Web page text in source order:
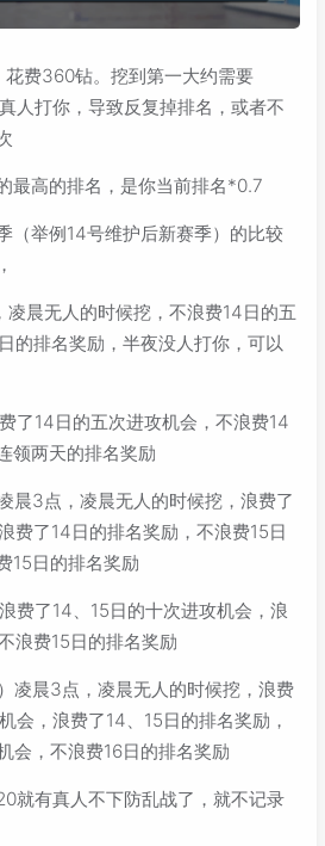
费360钻。挖到第一大约需要
人打你，导致反复掉排名，或者不
最高的排名，是你当前排名*0.7
（举例14号维护后新赛季）的比较
晨无人的时候挖，不浪费14日的五
的排名奖励，半夜没人打你，可以
了14日的五次进攻机会，不浪费14
领两天的排名奖励
晨3点，凌晨无人的时候挖，浪费了
费了14日的排名奖励，不浪费15日
15日的排名奖励
费了14、15日的十次进攻机会，浪
浪费15日的排名奖励
凌晨3点，凌晨无人的时候挖，浪费
会，浪费了14、15日的排名奖励，
会，不浪费16日的排名奖励
就有真人不下防乱战了，就不记录